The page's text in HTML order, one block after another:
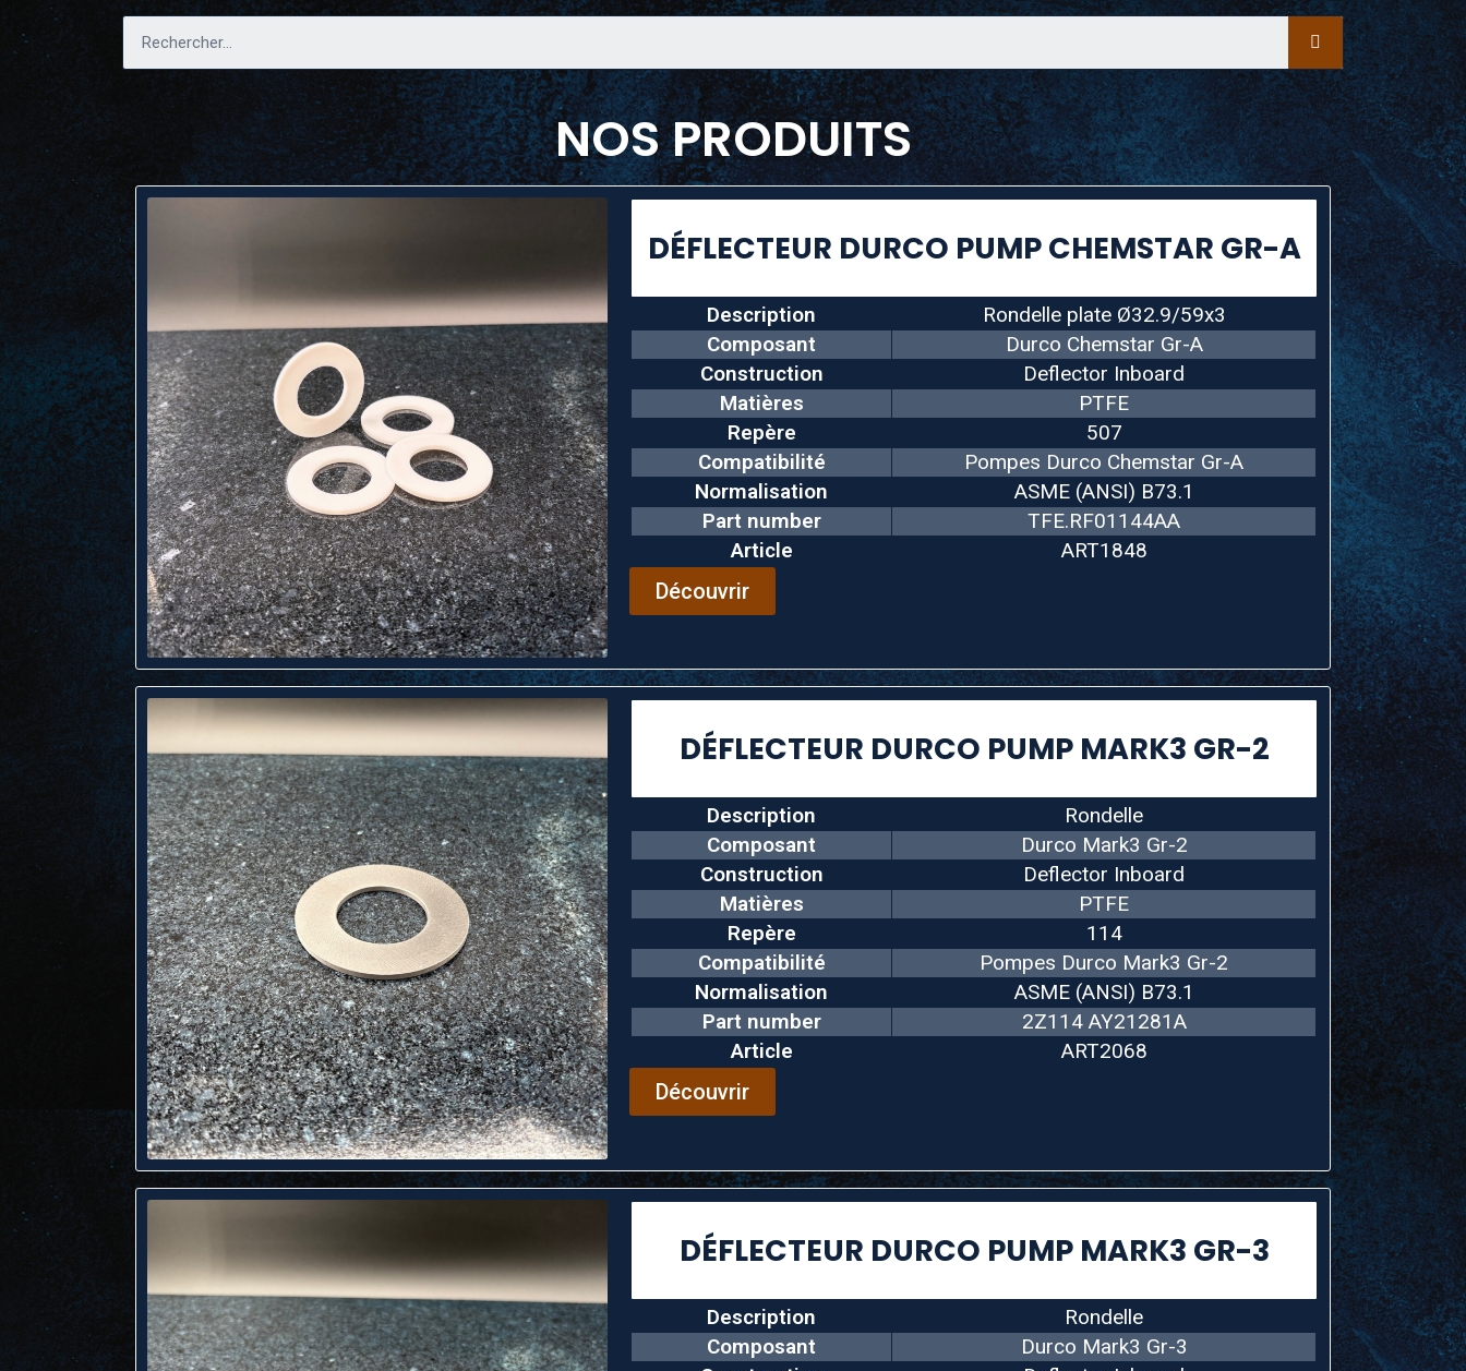
NOS PRODUITS
DÉFLECTEUR DURCO PUMP CHEMSTAR GR-A
Description
Rondelle plate Ø32.9/59x3
Composant
Durco Chemstar Gr-A
Construction
Deflector Inboard
Matières
PTFE
Repère
507
Compatibilité
Pompes Durco Chemstar Gr-A
Normalisation
ASME (ANSI) B73.1
Part number
TFE.RF01144AA
Article
ART1848
Découvrir
DÉFLECTEUR DURCO PUMP MARK3 GR-2
Description
Rondelle
Composant
Durco Mark3 Gr-2
Construction
Deflector Inboard
Matières
PTFE
Repère
114
Compatibilité
Pompes Durco Mark3 Gr-2
Normalisation
ASME (ANSI) B73.1
Part number
2Z114 AY21281A
Article
ART2068
Découvrir
DÉFLECTEUR DURCO PUMP MARK3 GR-3
Description
Rondelle
Composant
Durco Mark3 Gr-3